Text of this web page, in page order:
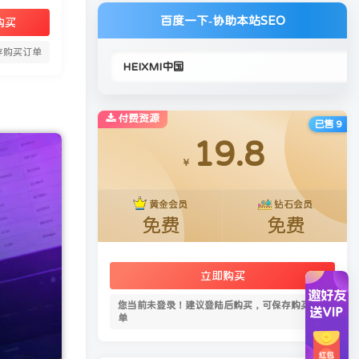
买
购买订单
百度一下-协助本站SEO
付费资源
￥ 19.8
黄金会员
免费
钻石会员
免费
立即购买
您当前未登录！建议登陆后购买，可保存购买订
单
已售 9